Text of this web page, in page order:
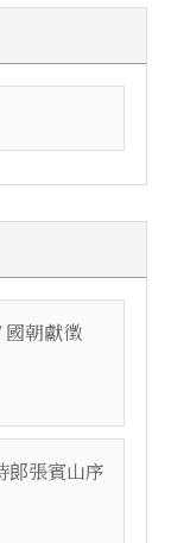
國朝獻徵
郞張賓山序